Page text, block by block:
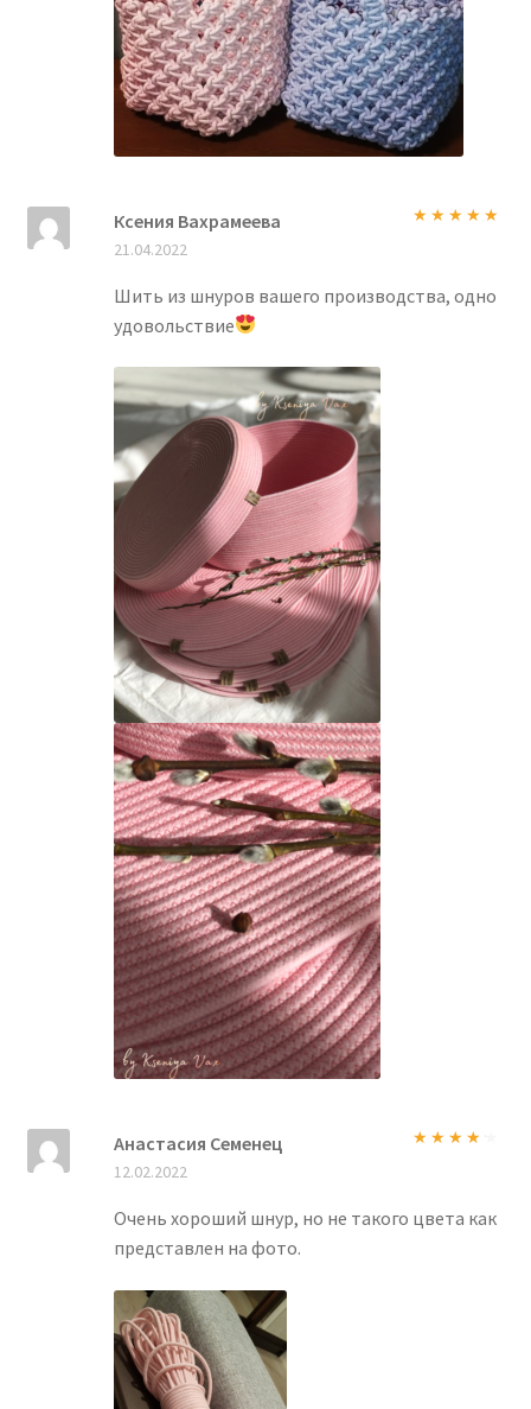
Ксения Вахрамеева
21.04.2022
Шить из шнуров вашего производства, одно
удовольствие
Анастасия Семенец
12.02.2022
Очень хороший шнур, но не такого цвета как
представлен на фото.